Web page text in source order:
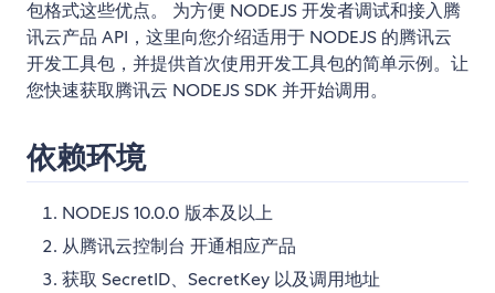
包格式这些优点。 为方便 NODEJS 开发者调试和接入腾
讯云产品 API，这里向您介绍适用于 NODEJS 的腾讯云
开发工具包，并提供首次使用开发工具包的简单示例。让
您快速获取腾讯云 NODEJS SDK 并开始调用。
依赖环境
NODEJS 10.0.0 版本及以上
从腾讯云控制台 开通相应产品
获取 SecretID、SecretKey 以及调用地址